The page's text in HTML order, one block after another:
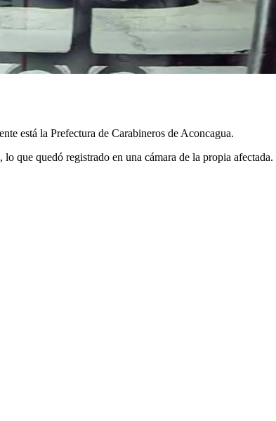
está la Prefectura de Carabineros de Aconcagua.
que quedó registrado en una cámara de la propia afectada.